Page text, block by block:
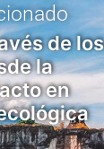
de los
la
en